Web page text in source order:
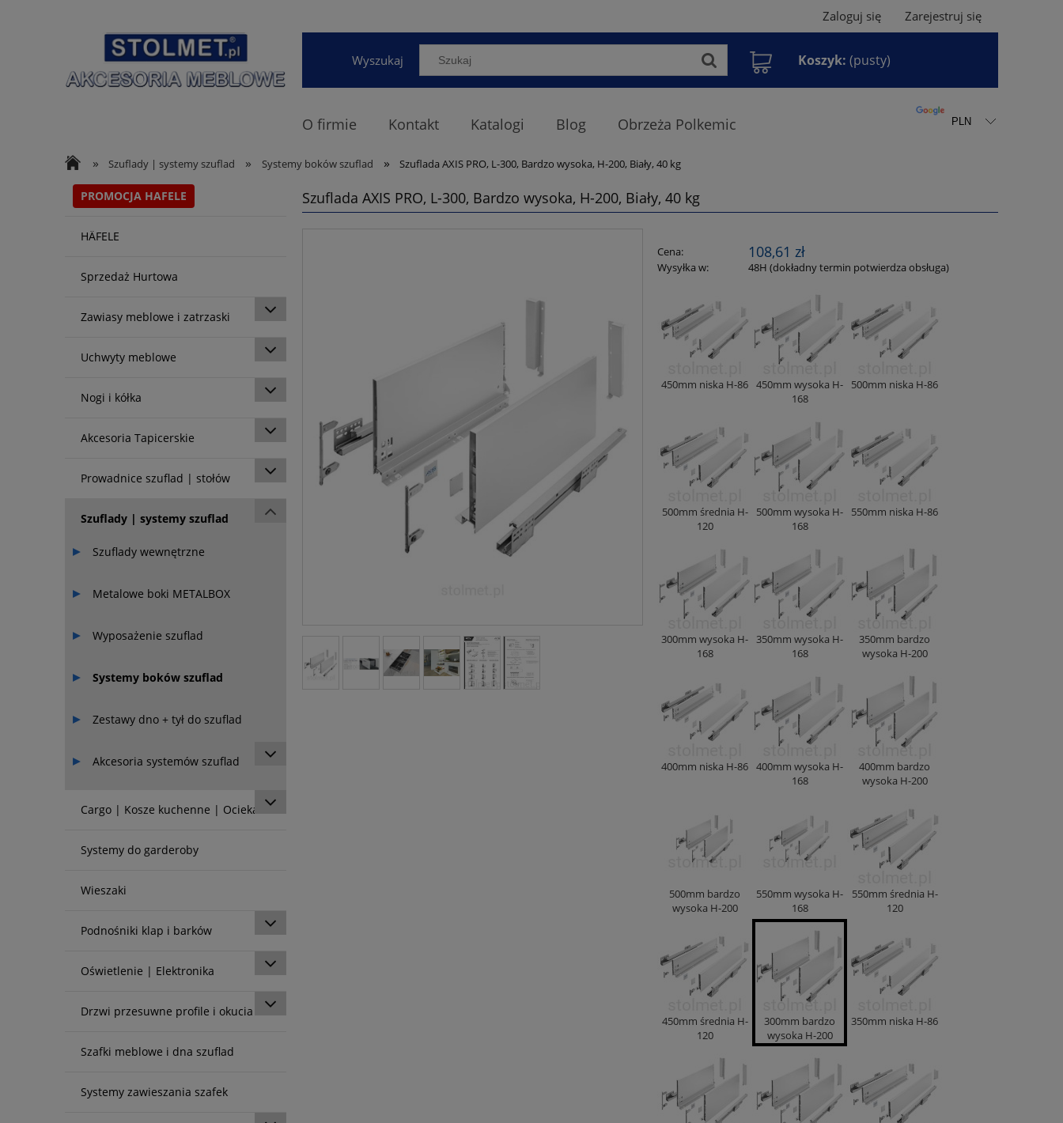
Zarejestruj się
Zaloguj się
Koszyk: (pusty)
Wyszukaj
O firmie Kontakt Katalogi Blog Obrzeża Polkemic
» Szuflady | systemy szuflad » Systemy boków szuflad » Szuflada AXIS PRO, L-300, Bardzo wysoka, H-200, Biały, 40 kg
PROMOCJA HAFELE
HÄFELE
Sprzedaż Hurtowa
Zawiasy meblowe i zatrzaski
Uchwyty meblowe
Nogi i kółka
Akcesoria Tapicerskie
Prowadnice szuflad | stołów
Szuflady | systemy szuflad
Szuflady wewnętrzne
Metalowe boki METALBOX
Wyposażenie szuflad
Systemy boków szuflad
Zestawy dno + tył do szuflad
Akcesoria systemów szuflad
Cargo | Kosze kuchenne | Ociekarki
Systemy do garderoby
Wieszaki
Podnośniki klap i barków
Oświetlenie | Elektronika
Drzwi przesuwne profile i okucia
Szafki meblowe i dna szuflad
Systemy zawieszania szafek
Szuflada AXIS PRO, L-300, Bardzo wysoka, H-200, Biały, 40 kg
Cena: 108,61 zł
Wysyłka w: 48H (dokładny termin potwierdza obsługa)
450mm niska H-86 450mm wysoka H-
168
500mm niska H-86
500mm średnia H-
120
500mm wysoka H-
168
550mm niska H-86
300mm wysoka H-
168
350mm wysoka H-
168
350mm bardzo
wysoka H-200
400mm niska H-86 400mm wysoka H-
168
400mm bardzo
wysoka H-200
500mm bardzo
wysoka H-200
550mm wysoka H-
168
550mm średnia H-
120
450mm średnia H-
120
300mm bardzo
wysoka H-200
350mm niska H-86